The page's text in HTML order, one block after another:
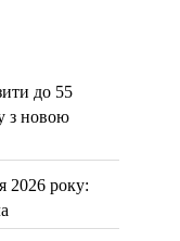
до 55
з новою
2026 року: